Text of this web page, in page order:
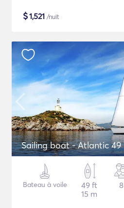
$1,521 /nuit
Sailing boat - Atlantic 49
Bateau à voile
49 ft
15 m
8